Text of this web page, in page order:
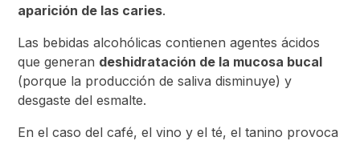
aparición de las caries.
Las bebidas alcohólicas contienen agentes ácidos
que generan deshidratación de la mucosa bucal
(porque la producción de saliva disminuye) y
desgaste del esmalte.
En el caso del café, el vino y el té, el tanino provoca